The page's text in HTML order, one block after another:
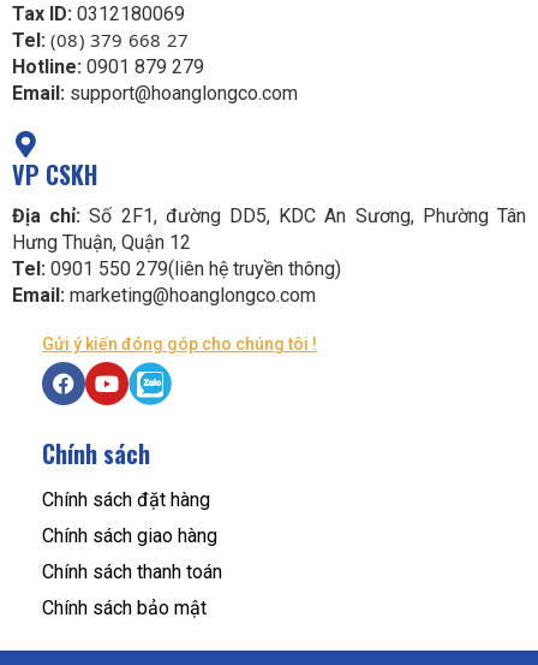
Tax ID: 0312180069
Tel: (08) 379 668 27
Hotline: 0901 879 279
Email: support@hoanglongco.com
VP CSKH
Địa chỉ: Số 2F1, đường DD5, KDC An Sương, Phường Tân
Hưng Thuận, Quận 12
Tel: 0901 550 279(liên hệ truyền thông)
Email: marketing@hoanglongco.com
Gửi ý kiến đóng góp cho chúng tôi !
Chính sách
Chính sách đặt hàng
Chính sách giao hàng
Chính sách thanh toán
Chính sách bảo mật